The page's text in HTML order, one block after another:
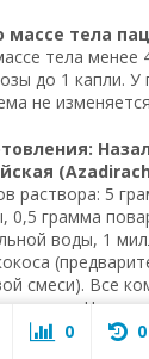
массе тела
тела менее
до 1 капли. У
не
раствора: 5
0,5 грамма
воды, 1
смеси). Все
градусов
0,2 мкм.
0 0